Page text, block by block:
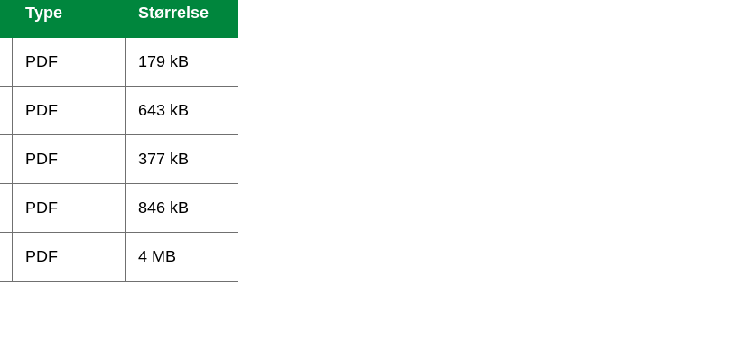
Type Størrelse
PDF 179 kB
PDF 643 kB
PDF 377 kB
PDF 846 kB
PDF 4 MB